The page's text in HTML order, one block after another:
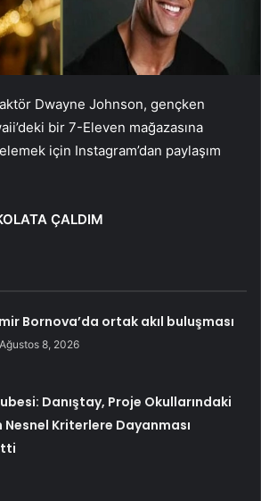
aktör Dwayne Johnson, gençken
bir 7-Eleven mağazasına
için Instagram’dan paylaşım
ÇALDIM
Bornova’da ortak akıl buluşması
Ağustos 8, 2026
Danıştay, Proje Okullarındaki
Kriterlere Dayanması